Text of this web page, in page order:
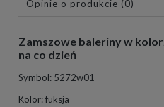
Opinie o produkcie (0)
Zamszowe baleriny w
na co dzień
Symbol: 5272w01
Kolor: fuksja